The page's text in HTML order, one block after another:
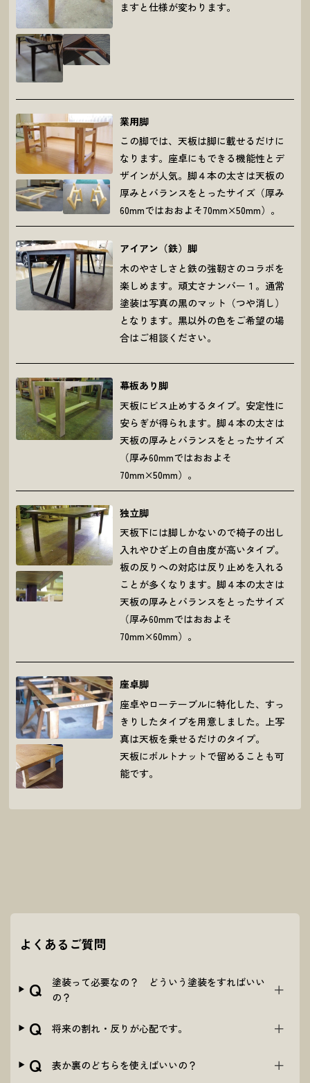
ますと仕様が変わります。
業用脚
この脚では、天板は脚に載せるだけに
なります。座卓にもできる機能性とデ
ザインが人気。脚４本の太さは天板の
厚みとバランスをとったサイズ（厚み
60mmではおおよそ70mm×50mm）。
アイアン（鉄）脚
木のやさしさと鉄の強靭さのコラボを
楽しめます。頑丈さナンバー１。通常
塗装は写真の黒のマット（つや消し）
となります。黒以外の色をご希望の場
合はご相談ください。
幕板あり脚
天板にビス止めするタイプ。安定性に
安らぎが得られます。脚４本の太さは
天板の厚みとバランスをとったサイズ
（厚み60mmではおおよそ
70mm×50mm）。
独立脚
天板下には脚しかないので椅子の出し
入れやひざ上の自由度が高いタイプ。
板の反りへの対応は反り止めを入れる
ことが多くなります。脚４本の太さは
天板の厚みとバランスをとったサイズ
（厚み60mmではおおよそ
70mm×60mm）。
座卓脚
座卓やローテーブルに特化した、すっ
きりしたタイプを用意しました。上写
真は天板を乗せるだけのタイプ。
天板にボルトナットで留めることも可
能です。
よくあるご質問
Q
塗装って必要なの？ どういう塗装をすればいい
の？
Q 将来の割れ・反りが心配です。
Q 表か裏のどちらを使えばいいの？